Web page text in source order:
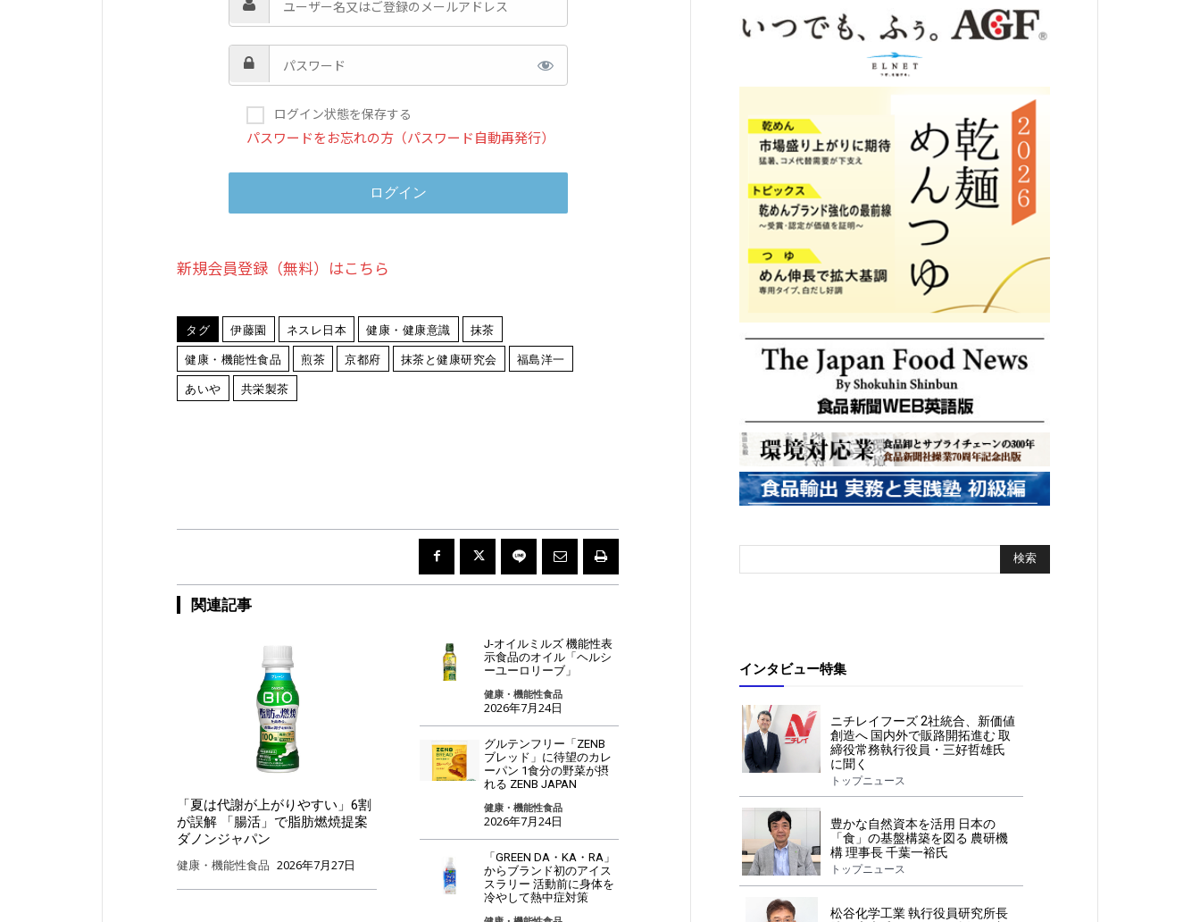
ログイン状態を保存する
パスワードをお忘れの方（パスワード自動再発行）
新規会員登録（無料）はこちら
タグ 伊藤園 ネスレ日本 健康・健康意識
抹茶
健康・機能性食品
煎茶 京都府 抹茶と健康研究会
福島洋一
あいや
共栄製茶
関連記事
「夏は代謝が上がりやすい」6割
が誤解 「腸活」で脂肪燃焼提案
ダノンジャパン
健康・機能性食品 2026年7月27日
J-オイルミルズ 機能性表
示食品のオイル「ヘルシ
ーユーロリーブ」
健康・機能性食品
2026年7月24日
グルテンフリー「ZENB
ブレッド」に待望のカレ
ーパン 1食分の野菜が摂
れる ZENB JAPAN
健康・機能性食品
2026年7月24日
「GREEN DA・KA・RA」
からブランド初のアイス
スラリー 活動前に身体を
冷やして熱中症対策
インタビュー特集
ニチレイフーズ 2社統合、新価値
創造へ 国内外で販路開拓進む 取
締役常務執行役員・三好哲雄氏
に聞く
トップニュース
豊かな自然資本を活用 日本の
「食」の基盤構築を図る 農研機
構 理事長 千葉一裕氏
トップニュース
松谷化学工業 執行役員研究所長